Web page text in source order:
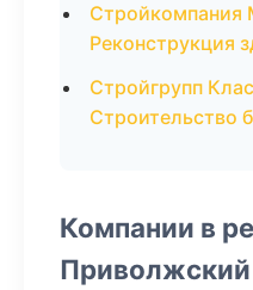
Реконструкция
Стройгрупп
Строительство
Компании в